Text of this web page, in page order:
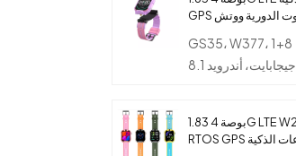
GPS الروبوت الدورية ووتش
للأطفال
GS35، W377، 1+8
جيجابايت، أندرويد 8.1
1.83 بوصة 4G LTE W217
RTOS GPS الساعات الذكية